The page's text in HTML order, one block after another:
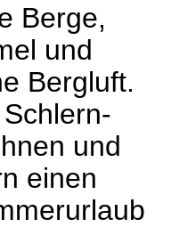
Berge,
und
Bergluft.
und
einen